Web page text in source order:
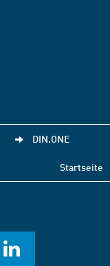
DIN.ONE
Startseite